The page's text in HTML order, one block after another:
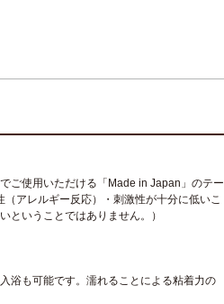
ご使用いただける「Made in Japan」のテー
アレルギー反応）・刺激性が十分に低いこ
ということではありません。）
浴も可能です。濡れることによる粘着力の